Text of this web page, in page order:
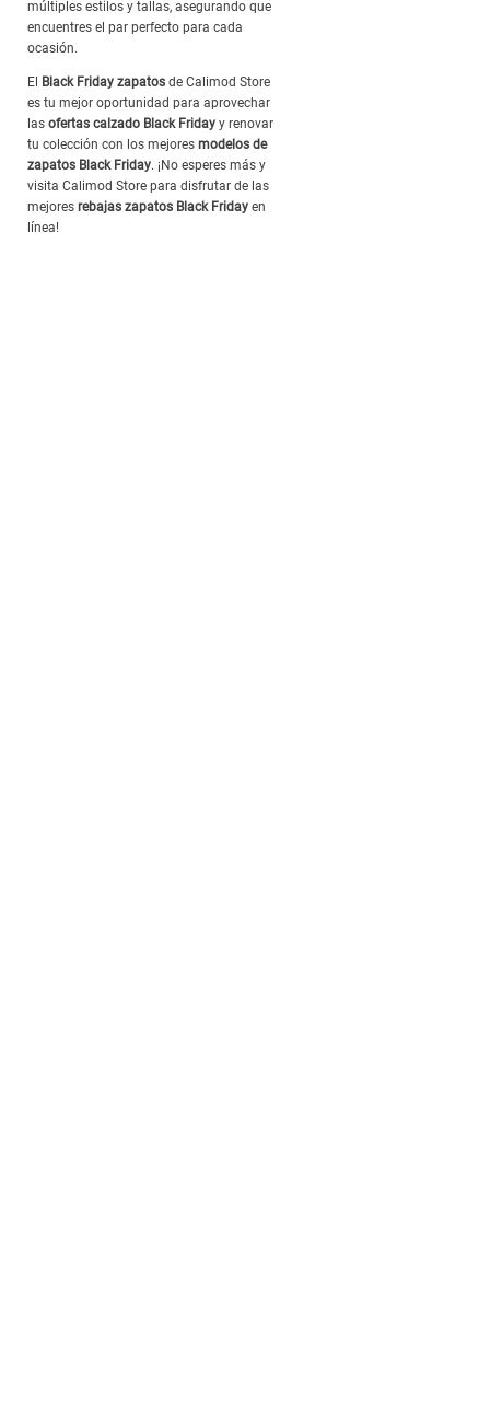
múltiples estilos y tallas, asegurando que
encuentres el par perfecto para cada
ocasión.
El Black Friday zapatos de Calimod Store
es tu mejor oportunidad para aprovechar
las ofertas calzado Black Friday y renovar
tu colección con los mejores modelos de
zapatos Black Friday. ¡No esperes más y
visita Calimod Store para disfrutar de las
mejores rebajas zapatos Black Friday en
línea!